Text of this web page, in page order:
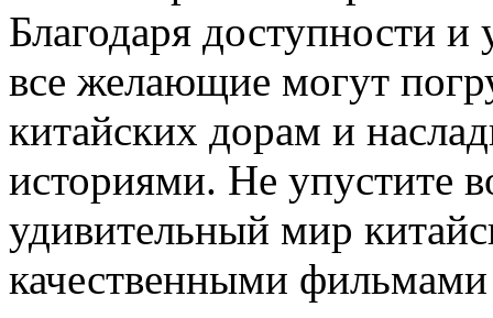
Благодаря доступности
все желающие могут
китайских дорам и
историями. Не упустите
удивительный мир
качественными